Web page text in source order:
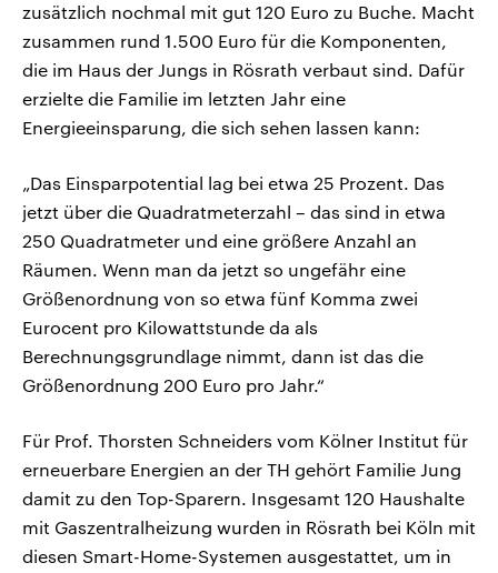
zusätzlich nochmal mit gut 120 Euro zu Buche. Macht
zusammen rund 1.500 Euro für die Komponenten,
die im Haus der Jungs in Rösrath verbaut sind. Dafür
erzielte die Familie im letzten Jahr eine
Energieeinsparung, die sich sehen lassen kann:
„Das Einsparpotential lag bei etwa 25 Prozent. Das
jetzt über die Quadratmeterzahl – das sind in etwa
250 Quadratmeter und eine größere Anzahl an
Räumen. Wenn man da jetzt so ungefähr eine
Größenordnung von so etwa fünf Komma zwei
Eurocent pro Kilowattstunde da als
Berechnungsgrundlage nimmt, dann ist das die
Größenordnung 200 Euro pro Jahr.“
Für Prof. Thorsten Schneiders vom Kölner Institut für
erneuerbare Energien an der TH gehört Familie Jung
damit zu den Top-Sparern. Insgesamt 120 Haushalte
mit Gaszentralheizung wurden in Rösrath bei Köln mit
diesen Smart-Home-Systemen ausgestattet, um in